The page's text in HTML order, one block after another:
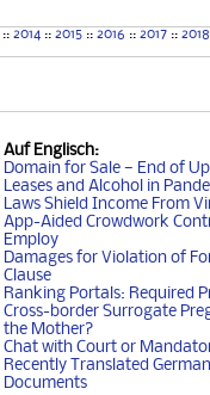
:: 2014 :: 2015 :: 2016 :: 2017 :: 2018
Auf Englisch:
Domain for Sale — End of
Leases and Alcohol in
Laws Shield Income From
App-Aided Crowdwork
Employ
Damages for Violation of
Clause
Ranking Portals: Required
Cross-border Surrogate
the Mother?
Chat with Court or
Recently Translated
Documents